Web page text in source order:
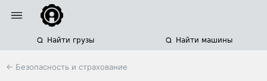
Найти грузы Найти машины
← Безопасность и страхование